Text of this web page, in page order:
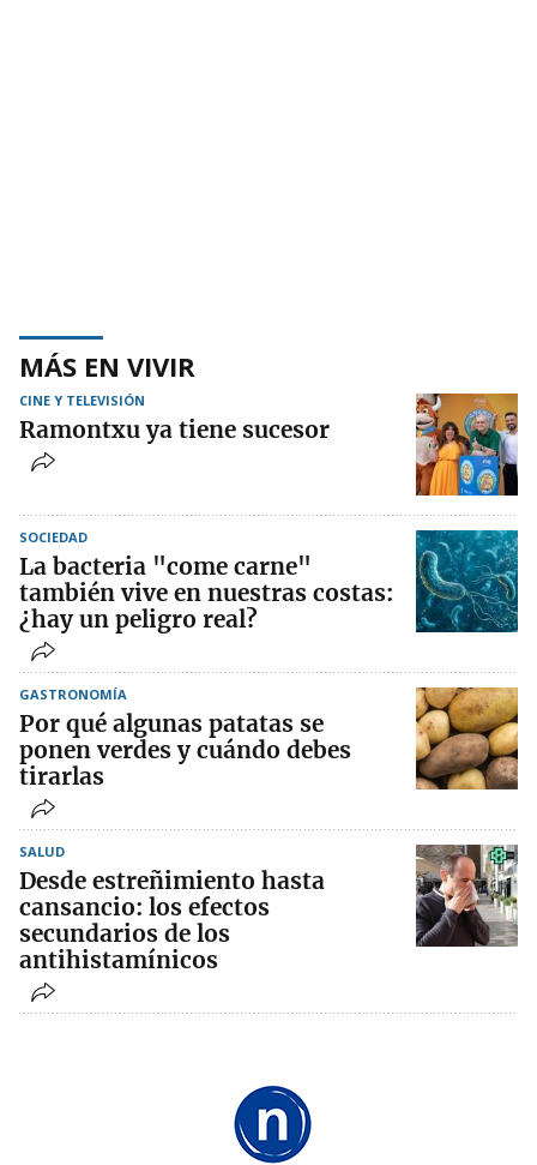
MÁS EN VIVIR
CINE Y TELEVISIÓN
Ramontxu ya tiene sucesor
SOCIEDAD
La bacteria "come carne"
también vive en nuestras costas:
¿hay un peligro real?
GASTRONOMÍA
Por qué algunas patatas se
ponen verdes y cuándo debes
tirarlas
SALUD
Desde estreñimiento hasta
cansancio: los efectos
secundarios de los
antihistamínicos